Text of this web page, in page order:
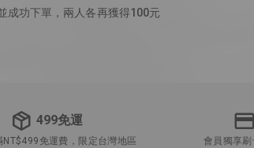
成功下單，兩人各再獲得100元
499免運
NT$499免運費，限定台灣地區 會員獨享